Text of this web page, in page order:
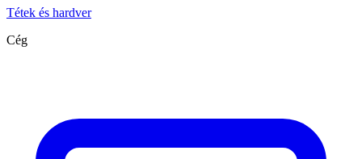
Tétek és hardver
Cég